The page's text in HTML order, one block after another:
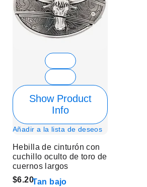
Show Product
Info
Añadir a la lista de deseos
Hebilla de cinturón con
cuchillo oculto de toro de
cuernos largos
$6.20Tan bajo